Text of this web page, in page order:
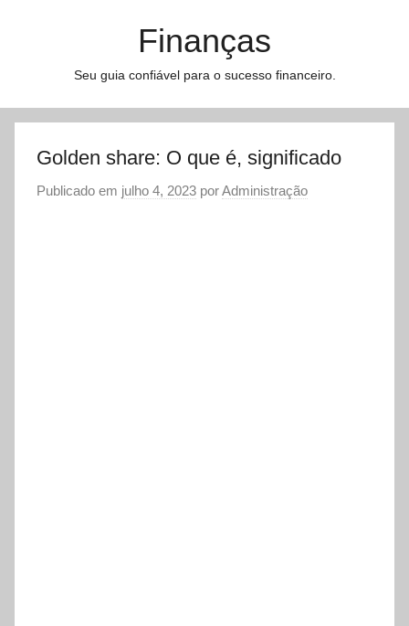
Finanças
Seu guia confiável para o sucesso financeiro.
Golden share: O que é, significado
Publicado em julho 4, 2023 porAdministração